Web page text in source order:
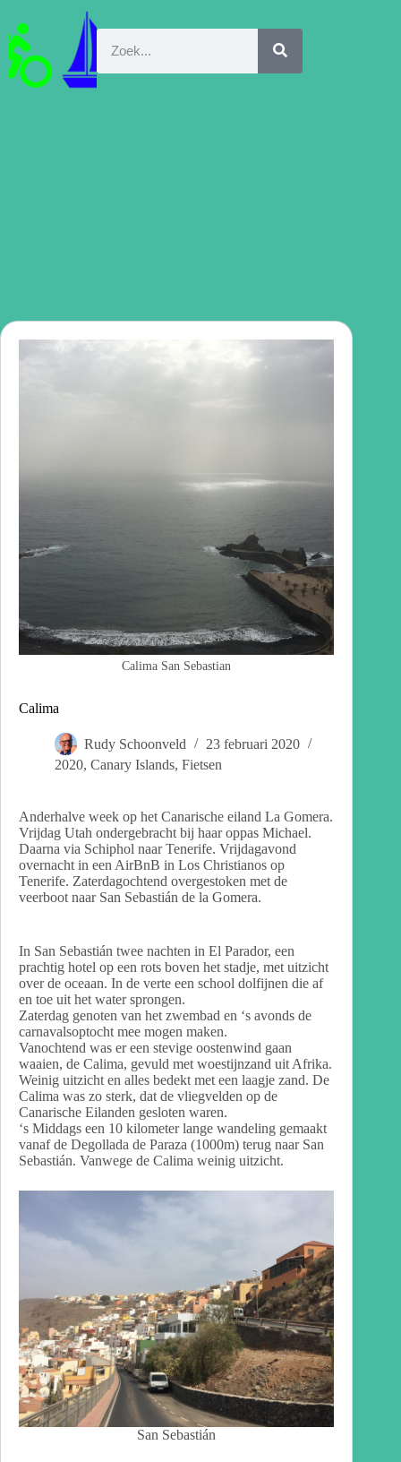
Calima San Sebastian
Calima
Rudy Schoonveld
23 februari 2020
2020, Canary Islands, Fietsen
Anderhalve week op het Canarische eiland La Gomera.
Vrijdag Utah ondergebracht bij haar oppas Michael.
Daarna via Schiphol naar Tenerife. Vrijdagavond
overnacht in een AirBnB in Los Christianos op
Tenerife. Zaterdagochtend overgestoken met de
veerboot naar San Sebastián de la Gomera.
In San Sebastián twee nachten in El Parador, een
prachtig hotel op een rots boven het stadje, met uitzicht
over de oceaan. In de verte een school dolfijnen die af
en toe uit het water sprongen.
Zaterdag genoten van het zwembad en ‘s avonds de
carnavalsoptocht mee mogen maken.
Vanochtend was er een stevige oostenwind gaan
waaien, de Calima, gevuld met woestijnzand uit Afrika.
Weinig uitzicht en alles bedekt met een laagje zand. De
Calima was zo sterk, dat de vliegvelden op de
Canarische Eilanden gesloten waren.
‘s Middags een 10 kilometer lange wandeling gemaakt
vanaf de Degollada de Paraza (1000m) terug naar San
Sebastián. Vanwege de Calima weinig uitzicht.
San Sebastián